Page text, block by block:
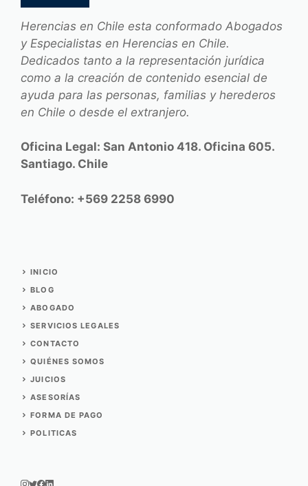
Herencias en Chile esta conformado Abogados
y Especialistas en Herencias en Chile.
Dedicados tanto a la representación jurídica
como a la creación de contenido esencial de
ayuda para las personas, familias y herederos
en Chile o desde el extranjero.
Oficina Legal: San Antonio 418. Oficina 605.
Santiago. Chile
Teléfono: +569 2258 6990
INICIO
BLOG
ABOGADO
SERVICIOSLEGALES
CONTACTO
QUIÉNES SOMOS
JUICIOS
ASESORÍAS
FORMA DE PAGO
POLITICAS